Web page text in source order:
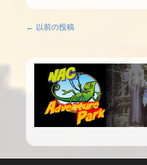
投稿ナビゲーション
← 以前の投稿